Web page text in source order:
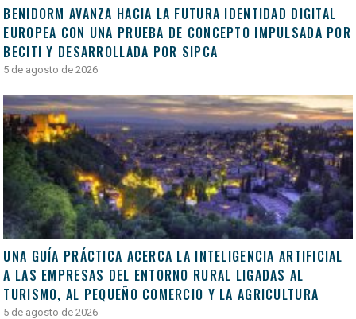
BENIDORM AVANZA HACIA LA FUTURA IDENTIDAD DIGITAL
EUROPEA CON UNA PRUEBA DE CONCEPTO IMPULSADA POR
BECITI Y DESARROLLADA POR SIPCA
5 de agosto de 2026
UNA GUÍA PRÁCTICA ACERCA LA INTELIGENCIA ARTIFICIAL
A LAS EMPRESAS DEL ENTORNO RURAL LIGADAS AL
TURISMO, AL PEQUEÑO COMERCIO Y LA AGRICULTURA
5 de agosto de 2026